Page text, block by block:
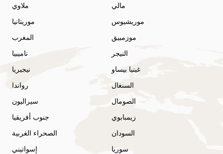
ملاوي
مالي
موريتانيا
موريشيوس
المغرب
موزمبيق
ناميبيا
النيجر
نيجيريا
غينيا بيساو
رواندا
السنغال
سيراليون
الصومال
جنوب أفريقيا
زيمبابوي
الصحراء الغربية
السودان
إسواتيني
سوريا